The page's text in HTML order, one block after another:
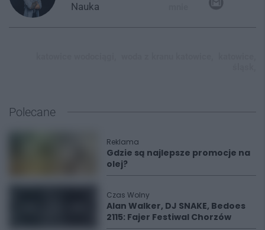
Nauka
Polecane
Reklama
Gdzie są najlepsze promocje na
olej?
Czas Wolny
Alan Walker, DJ SNAKE, Bedoes
2115: Fajer Festiwal Chorzów